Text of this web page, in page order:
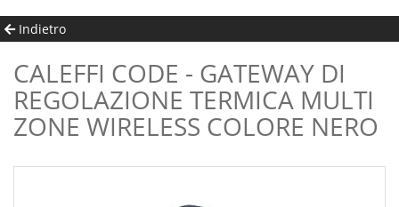
Indietro
CALEFFI CODE - GATEWAY DI
REGOLAZIONE TERMICA MULTI
ZONE WIRELESS COLORE NERO